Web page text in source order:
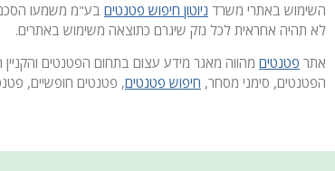
השימוש באתרי משרד ניוטון חיפוש פטנטים בע"מ משמעו
לא תהיה אחראית לכל נזק שיגרם כתוצאה משימוש באתרים.
אתר פטנטים מהווה מאגר מידע עצום בתחום הפטנטים
הפטנטים, סימני מסחר, חיפוש פטנטים, פטנטים חופשיים,